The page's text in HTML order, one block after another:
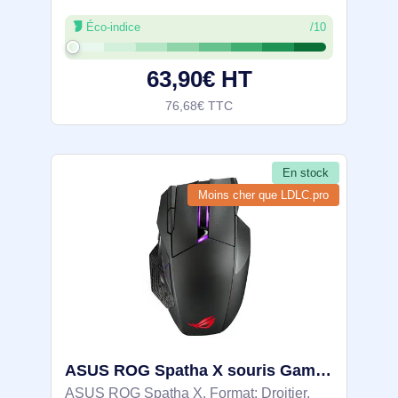
Optique, Interface de l'appareil: RF sans fil
+ Bluetooth, Résolution en mouvement:
4000 DPI, Type de boutons: Boutons
Éco-indice /10
63,90€ HT
76,68€ TTC
En stock
Moins cher que LDLC.pro
ASUS ROG Spatha X souris Gaming Droitier RF Wireless + USB Type-C Optique 19000 DPI - 90MP0220-BMUA00
ASUS ROG Spatha X. Format: Droitier.